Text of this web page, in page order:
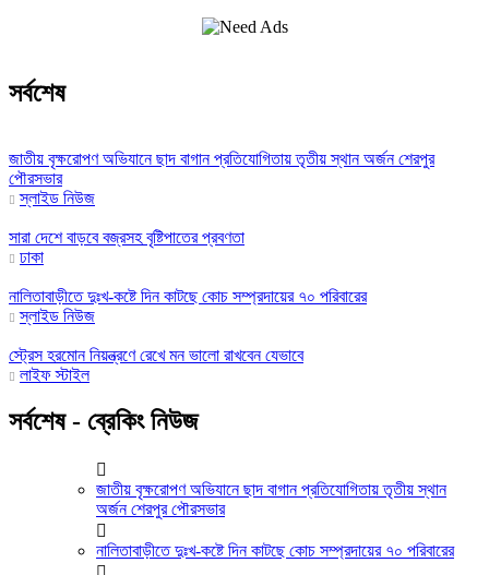
সর্বশেষ
জাতীয় বৃক্ষরোপণ অভিযানে ছাদ বাগান প্রতিযোগিতায় তৃতীয় স্থান অর্জন শেরপুর
পৌরসভার
স্লাইড নিউজ
সারা দেশে বাড়বে বজ্রসহ বৃষ্টিপাতের প্রবণতা
ঢাকা
নালিতাবাড়ীতে দুঃখ-কষ্টে দিন কাটছে কোচ সম্প্রদায়ের ৭০ পরিবারের
স্লাইড নিউজ
স্ট্রেস হরমোন নিয়ন্ত্রণে রেখে মন ভালো রাখবেন যেভাবে
লাইফ স্টাইল
সর্বশেষ - ব্রেকিং নিউজ
জাতীয় বৃক্ষরোপণ অভিযানে ছাদ বাগান প্রতিযোগিতায় তৃতীয় স্থান
অর্জন শেরপুর পৌরসভার
নালিতাবাড়ীতে দুঃখ-কষ্টে দিন কাটছে কোচ সম্প্রদায়ের ৭০ পরিবারের